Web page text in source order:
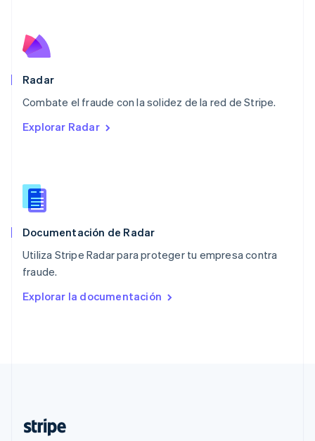
Radar
Combate el fraude con la solidez de la red de Stripe.
Explorar Radar
Documentación de Radar
Utiliza Stripe Radar para proteger tu empresa contra
fraude.
Explorar la documentación
Español
Noruega
Nueva Zelandia
English
Nederlands English
Português
RAE de Hong Kong, China
Reino Unido
República Checa
English
English